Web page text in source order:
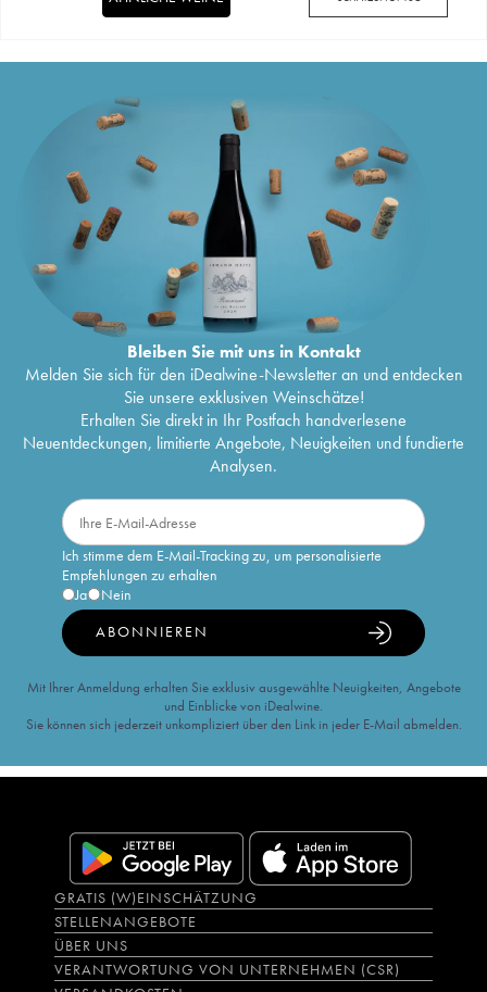
Bleiben Sie mit uns in Kontakt
Melden Sie sich für den iDealwine-Newsletter an und entdecken
Sie unsere exklusiven Weinschätze!
Erhalten Sie direkt in Ihr Postfach handverlesene
Neuentdeckungen, limitierte Angebote, Neuigkeiten und fundierte
Analysen.
Ich stimme dem E-Mail-Tracking zu, um personalisierte
Empfehlungen zu erhalten
Ja
Nein
ABONNIEREN
Mit Ihrer Anmeldung erhalten Sie exklusiv ausgewählte Neuigkeiten, Angebote
und Einblicke von iDealwine.
Sie können sich jederzeit unkompliziert über den Link in jeder E-Mail abmelden.
GRATIS (W)EINSCHÄTZUNG
STELLENANGEBOTE
ÜBER UNS
VERANTWORTUNG VON UNTERNEHMEN (CSR)